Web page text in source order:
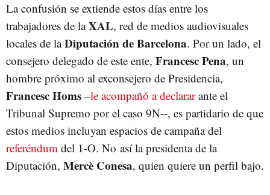
DIPUTACIÓN DE BARCELONA PDECAT
La confusión se extiende estos días entre los
trabajadores de laXAL, red de medios audiovisuales
locales de laDiputación de Barcelona. Por un lado, el
consejero delegado de este ente, Francesc Pena, un
hombre próximo al exconsejero de Presidencia,
Francesc Homs –le acompañó a declararante el
Tribunal Supremo por el caso 9N--, es partidario de que
estos medios incluyan espacios de campaña del
referéndum del 1-O. No así la presidenta de la
Diputación, Mercè Conesa, quien quiere un perfil bajo.